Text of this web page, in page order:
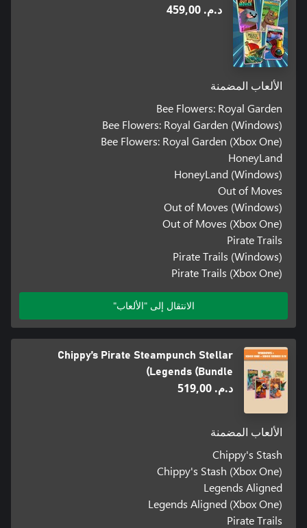
د.م.‏ 459,00
الألعاب المضمنة
Bee Flowers: Royal Garden
Bee Flowers: Royal Garden (Windows)
Bee Flowers: Royal Garden (Xbox One)
HoneyLand
HoneyLand (Windows)
Out of Moves
Out of Moves (Windows)
Out of Moves (Xbox One)
Pirate Trails
Pirate Trails (Windows)
Pirate Trails (Xbox One)
الانتقال إلى "الألعاب"
Chippy’s Pirate Steampunch Stellar
Legends (Bundle)
د.م.‏ 519,00
الألعاب المضمنة
Chippy's Stash
Chippy's Stash (Xbox One)
Legends Aligned
Legends Aligned (Xbox One)
Pirate Trails